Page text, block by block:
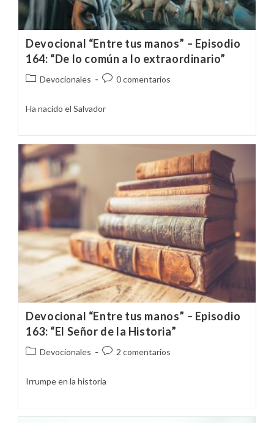
Devocional “Entre tus manos” – Episodio
164: “De lo común a lo extraordinario”
Categoría
la
Devocionales
Comentarios
0 comentarios
Ha nacido el Salvador
Devocional “Entre tus manos” – Episodio
163: “El Señor de la Historia”
Categoría
la
Devocionales
Comentarios
la
2 comentarios
Irrumpe en la historia